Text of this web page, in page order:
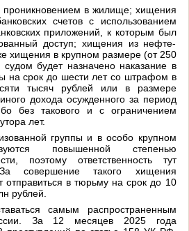
проникновением в жилище; хищения
счетов с использованием
приложений, к которым был
доступ; хищения из нефте-
хищения в крупном размере (от 250
будет назначено наказание в
на срок до шести лет со штрафом в
тысяч рублей или в размере
дохода осужденного за период
без такового и с ограничением
лет.
группы и в особо крупном
повышенной степенью
поэтому ответственность тут
совершение такого хищения
отправиться в тюрьму на срок до 10
рублей.
самым распространенным
За 12 месяцев 2025 года